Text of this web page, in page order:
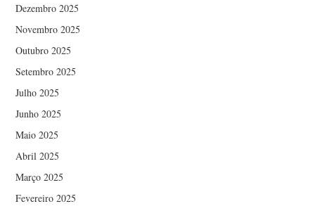
Dezembro 2025
Novembro 2025
Outubro 2025
Setembro 2025
Julho 2025
Junho 2025
Maio 2025
Abril 2025
Março 2025
Fevereiro 2025